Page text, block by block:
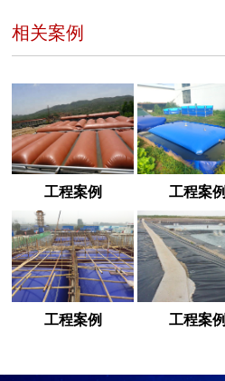
相关案例
工程案例 工程案例
工程案例 工程案例